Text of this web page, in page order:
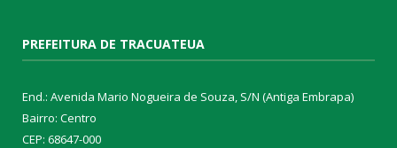
PREFEITURA DE TRACUATEUA
End.: Avenida Mario Nogueira de Souza, S/N (Antiga Embrapa)
Bairro: Centro
CEP: 68647-000